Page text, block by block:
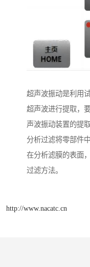
超声波振动是利用
超声波进行提取，
声波振动装置的提
分析过滤将零部件
在分析滤膜的表面
过滤方法。
http://www.nacatc.cn